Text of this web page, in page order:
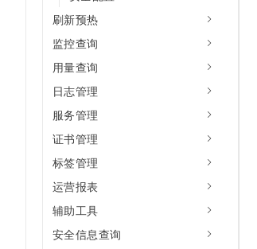
刷新预热
监控查询
用量查询
日志管理
服务管理
证书管理
标签管理
运营报表
辅助工具
安全信息查询